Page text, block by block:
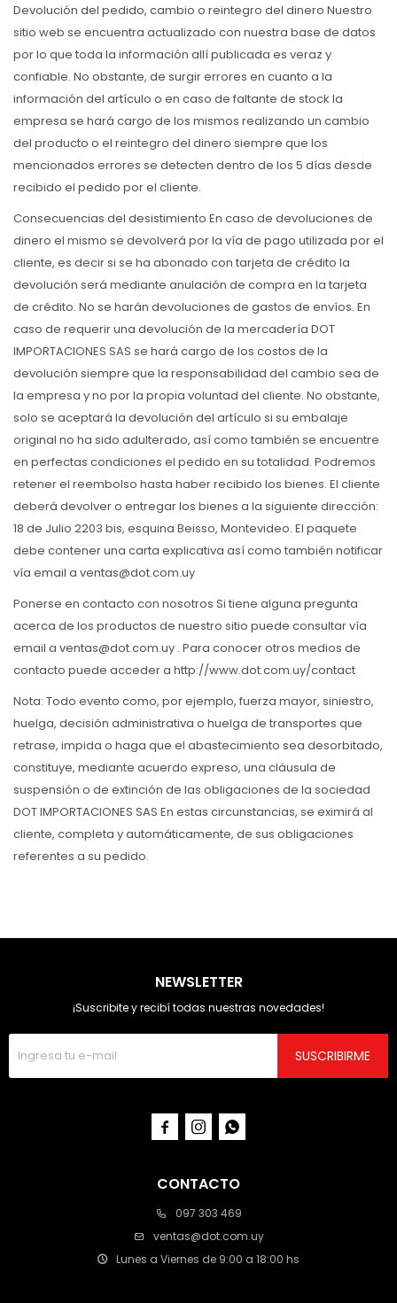
Devolución del pedido, cambio o reintegro del dinero Nuestro
sitio web se encuentra actualizado con nuestra base de datos
por lo que toda la información allí publicada es veraz y
confiable. No obstante, de surgir errores en cuanto a la
información del artículo o en caso de faltante de stock la
empresa se hará cargo de los mismos realizando un cambio
del producto o el reintegro del dinero siempre que los
mencionados errores se detecten dentro de los 5 días desde
recibido el pedido por el cliente.
Consecuencias del desistimiento En caso de devoluciones de
dinero el mismo se devolverá por la vía de pago utilizada por el
cliente, es decir si se ha abonado con tarjeta de crédito la
devolución será mediante anulación de compra en la tarjeta
de crédito. No se harán devoluciones de gastos de envíos. En
caso de requerir una devolución de la mercadería DOT
IMPORTACIONES SAS se hará cargo de los costos de la
devolución siempre que la responsabilidad del cambio sea de
la empresa y no por la propia voluntad del cliente. No obstante,
solo se aceptará la devolución del artículo si su embalaje
original no ha sido adulterado, así como también se encuentre
en perfectas condiciones el pedido en su totalidad. Podremos
retener el reembolso hasta haber recibido los bienes. El cliente
deberá devolver o entregar los bienes a la siguiente dirección:
18 de Julio 2203 bis, esquina Beisso, Montevideo. El paquete
debe contener una carta explicativa así como también notificar
vía email a ventas@dot.com.uy
Ponerse en contacto con nosotros Si tiene alguna pregunta
acerca de los productos de nuestro sitio puede consultar vía
email a ventas@dot.com.uy . Para conocer otros medios de
contacto puede acceder a http://www.dot.com.uy/contact
Nota: Todo evento como, por ejemplo, fuerza mayor, siniestro,
huelga, decisión administrativa o huelga de transportes que
retrase, impida o haga que el abastecimiento sea desorbitado,
constituye, mediante acuerdo expreso, una cláusula de
suspensión o de extinción de las obligaciones de la sociedad
DOT IMPORTACIONES SAS En estas circunstancias, se eximirá al
cliente, completa y automáticamente, de sus obligaciones
referentes a su pedido.
CONTACTO
097 303 469
ventas@dot.com.uy
Lunes a Viernes de 9:00 a 18:00 hs
NEWSLETTER
¡Suscribite y recibí todas nuestras novedades!
SUSCRIBIRME
  